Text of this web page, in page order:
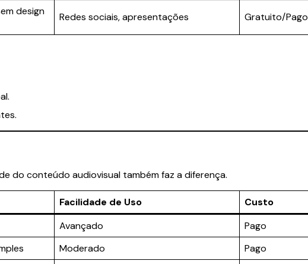
design
Redes sociais, apresentações Gratuito/Pago
do conteúdo audiovisual também faz a diferença.
Facilidade de Uso
Custo
Avançado
Pago
Moderado Pago